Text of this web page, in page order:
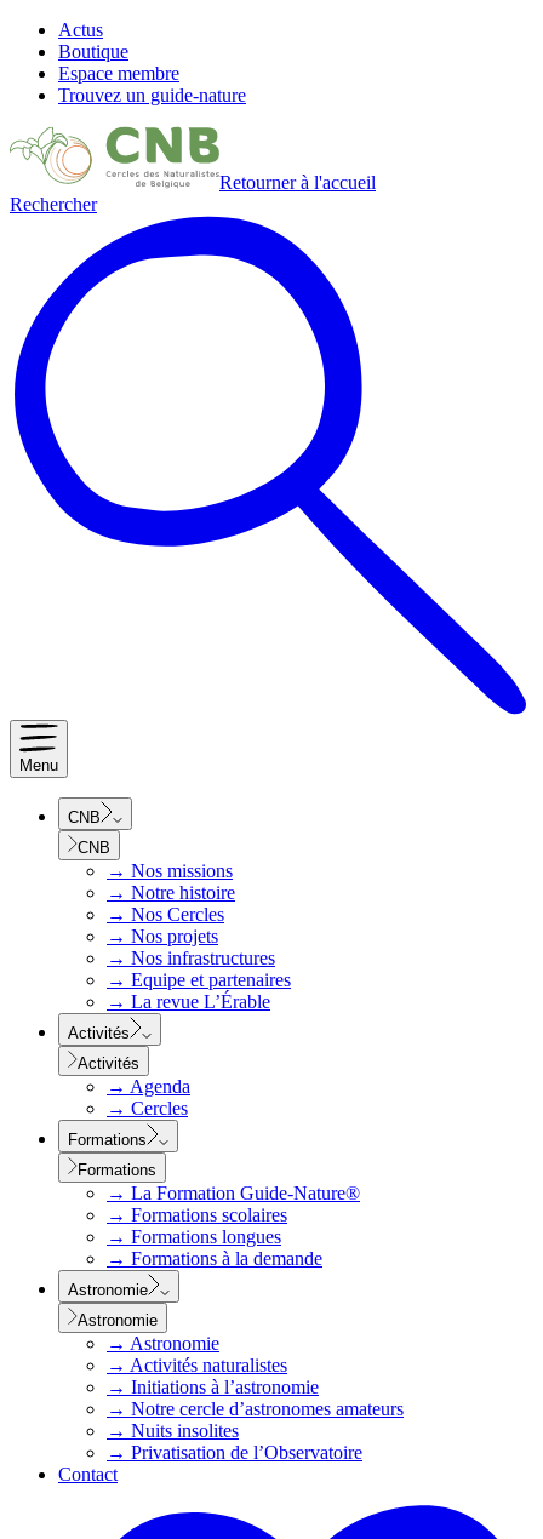
Actus
Boutique
Espace membre
Trouvez un guide-nature
Retourner à l'accueil
Rechercher
Menu
CNB
CNB
→ Nos missions
→ Notre histoire
→ Nos Cercles
→ Nos projets
→ Nos infrastructures
→ Equipe et partenaires
→ La revue L’Érable
Activités
Activités
→ Agenda
→ Cercles
Formations
Formations
→ La Formation Guide-Nature®
→ Formations scolaires
→ Formations longues
→ Formations à la demande
Astronomie
Astronomie
→ Astronomie
→ Activités naturalistes
→ Initiations à l’astronomie
→ Notre cercle d’astronomes amateurs
→ Nuits insolites
→ Privatisation de l’Observatoire
Contact